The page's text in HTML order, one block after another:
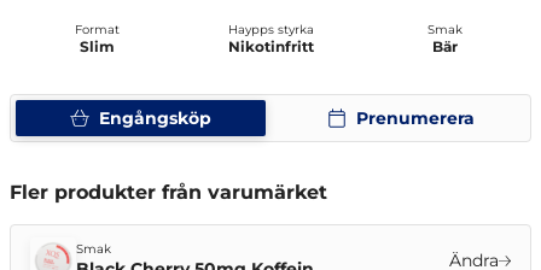
Engångsköp Prenumerera
Format
Slim
Haypps styrka
Nikotinfritt
Smak
Bär
Fler produkter från varumärket
Smak
Ändra